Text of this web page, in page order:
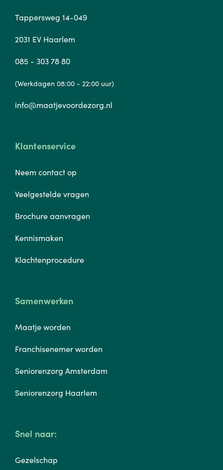
Tappersweg 14-049
2031 EV Haarlem
085 - 303 78 80
(Werkdagen 08:00 - 22:00 uur)
info@maatjevoordezorg.nl
Klantenservice
Neem contact op
Veelgestelde vragen
Brochure aanvragen
Kennismaken
Klachtenprocedure
Samenwerken
Maatje worden
Franchisenemer worden
Seniorenzorg Amsterdam
Seniorenzorg Haarlem
Snel naar:
Gezelschap